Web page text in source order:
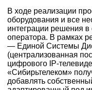
В ходе реализации
оборудования и все
интеграции решения
оператора. В рамках
— Единой Системы
(централизованная
цифрового IP-
«Сибирьтелеком»
добавлять